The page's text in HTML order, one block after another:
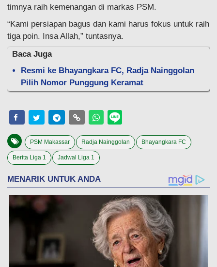
timnya raih kemenangan di markas PSM.
“Kami persiapan bagus dan kami harus fokus untuk raih
tiga poin. Insa Allah,” tuntasnya.
Baca Juga
Resmi ke Bhayangkara FC, Radja Nainggolan
Pilih Nomor Punggung Keramat
PSM Makassar Radja Nainggolan Bhayangkara FC
Berita Liga 1 Jadwal Liga 1